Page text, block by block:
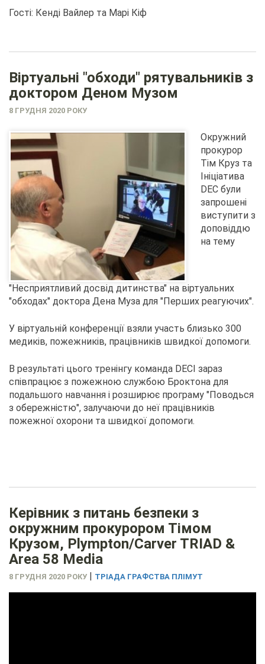
Гості: Кенді Вайлер та Марі Кіф
Віртуальні "обходи" рятувальників з
доктором Деном Музом
8 ГРУДНЯ 2020 РОКУ
Окружний
прокурор
Тім Круз та
Ініціатива
DEC були
запрошені
виступити з
доповіддю
на тему
"Несприятливий досвід дитинства" на віртуальних
"обходах" доктора Дена Муза для "Перших реагуючих".
У віртуальній конференції взяли участь близько 300
медиків, пожежників, працівників швидкої допомоги.
В результаті цього тренінгу команда DECI зараз
співпрацює з пожежною службою Броктона для
подальшого навчання і розширює програму "Поводься
з обережністю", залучаючи до неї працівників
пожежної охорони та швидкої допомоги.
Керівник з питань безпеки з
окружним прокурором Тімом
Крузом, Plympton/Carver TRIAD &
Area 58 Media
8 ГРУДНЯ 2020 РОКУ | ТРІАДА ГРАФСТВА ПЛІМУТ